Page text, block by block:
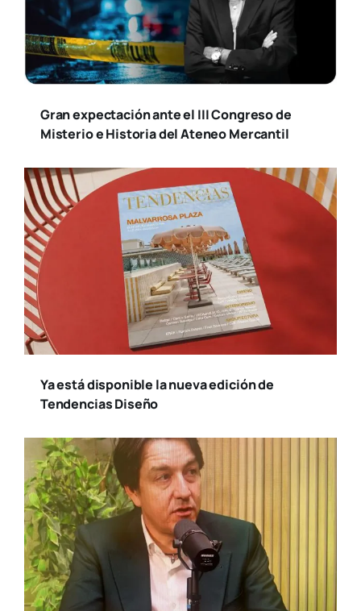
Gran expectación ante el III Congreso de
Misterio e Historia del Ateneo Mercantil
Ya está disponible la nueva edición de
Tendencias Diseño